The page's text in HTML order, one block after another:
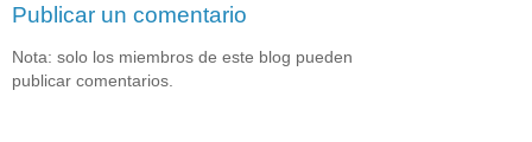
Publicar un comentario
Nota: solo los miembros de este blog pueden
publicar comentarios.